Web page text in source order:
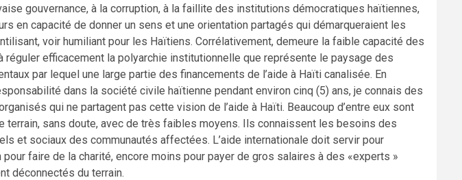
gouvernance, à la corruption, à la faillite des institutions démocratiques haïtiennes,
en capacité de donner un sens et une orientation partagés qui démarqueraient les
voir humiliant pour les Haïtiens. Corrélativement, demeure la faible capacité des
réguler efficacement la polyarchie institutionnelle que représente le paysage des
par lequel une large partie des financements de l’aide à Haïti canalisée. En
dans la société civile haïtienne pendant environ cinq (5) ans, je connais des
qui ne partagent pas cette vision de l’aide à Haïti. Beaucoup d’entre eux sont
terrain, sans doute, avec de très faibles moyens. Ils connaissent les besoins des
et sociaux des communautés affectées. L’aide internationale doit servir pour
faire de la charité, encore moins pour payer de gros salaires à des «experts »
déconnectés du terrain.